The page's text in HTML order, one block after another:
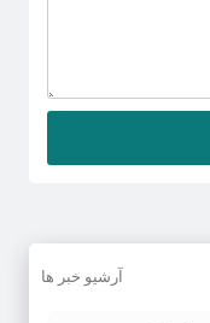
آرشیو خبر ها